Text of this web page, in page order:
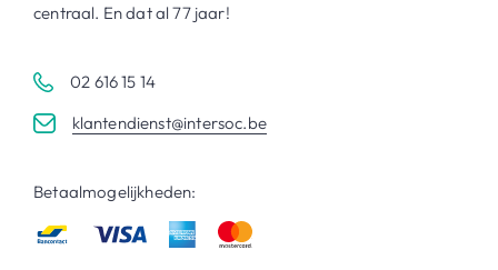
centraal. En dat al 77 jaar!
02 616 15 14
klantendienst@intersoc.be
Betaalmogelijkheden: